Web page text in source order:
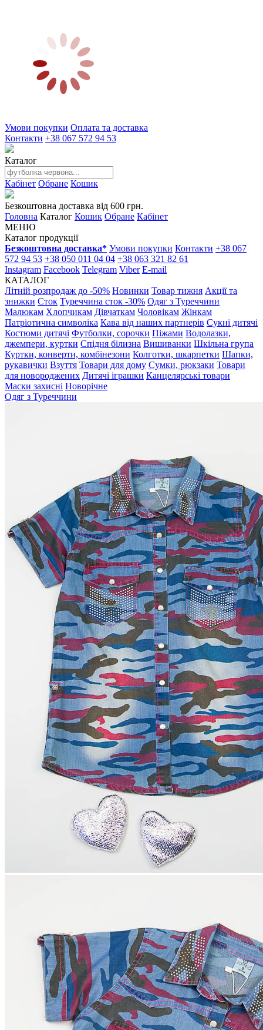
Умови покупки Оплата та доставка
Контакти +38 067 572 94 53
Каталог
Кабінет Обране Кошик
Безкоштовна доставка від 600 грн.
Головна Каталог Кошик Обране Кабінет
МЕНЮ
Каталог продукції
Безкоштовна доставка* Умови покупки Контакти +38 067
572 94 53 +38 050 011 04 04 +38 063 321 82 61
Instagram Facebook Telegram Viber E-mail
КАТАЛОГ
Літній розпродаж до -50% Новинки Товар тижня Акції та
знижки Сток Туреччина сток -30% Одяг з Туреччини
Малюкам Хлопчикам Дівчаткам Чоловікам Жінкам
Патріотична символіка Кава від наших партнерів Сукні дитячі
Костюми дитячі Футболки, сорочки Піжами Водолазки,
джемпери, куртки Спідня білизна Вишиванки Шкільна група
Куртки, конверти, комбінезони Колготки, шкарпетки Шапки,
рукавички Взуття Товари для дому Сумки, рюкзаки Товари
для новороджених Дитячі іграшки Канцелярські товари
Маски захисні Новорічне
Одяг з Туреччини